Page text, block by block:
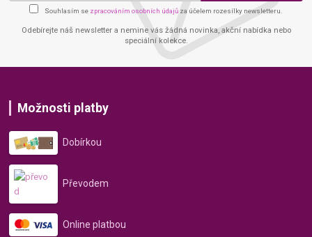
Souhlasím se zpracováním osobních údajů za účelem rozesílky newsletteru.
Odebírejte náš newsletter a nemine vás žádná novinka, akční nabídka nebo
speciální kolekce.
Možnosti platby
Dobírkou
Převodem
Online platbou